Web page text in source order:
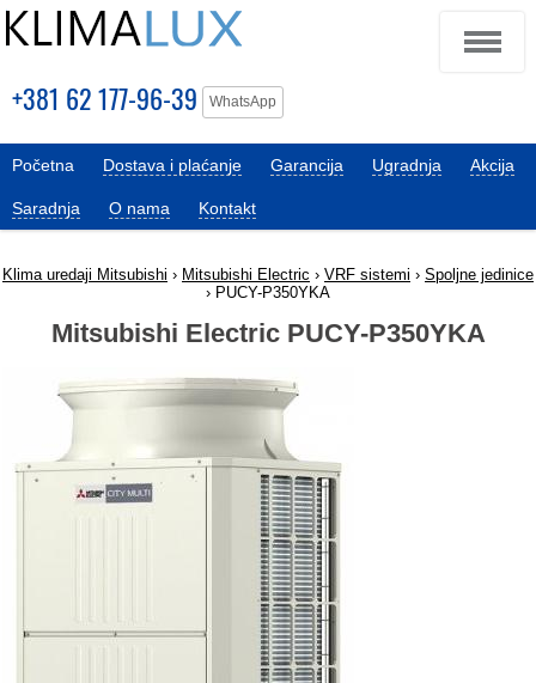
+381 62 177-96-39 WhatsApp
Početna Dostava i plaćanje Garancija Ugradnja Akcija
Saradnja O nama Kontakt
Klima uredaji Mitsubishi › Mitsubishi Electric › VRF sistemi › Spoljne jedinice
› PUCY-P350YKA
Mitsubishi Electric PUCY-P350YKA